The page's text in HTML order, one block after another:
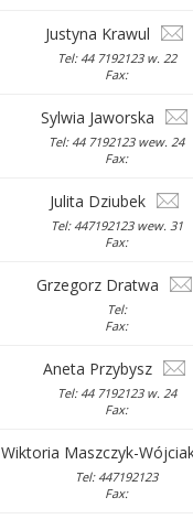
Justyna Krawul
Tel: 44 7192123 w. 22
Fax:
Sylwia Jaworska
Tel: 44 7192123 wew. 24
Fax:
Julita Dziubek
Tel: 447192123 wew. 31
Fax:
Grzegorz Dratwa
Tel:
Fax:
Aneta Przybysz
Tel: 44 7192123 w. 24
Fax:
Wiktoria Maszczyk-
Tel: 447192123
Fax: